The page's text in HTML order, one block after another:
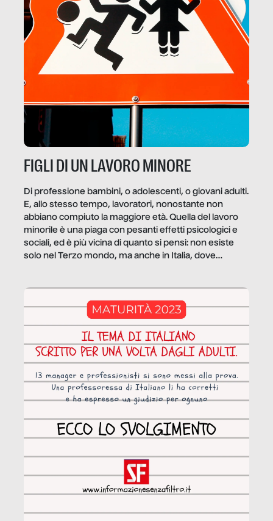
FIGLI DI UN LAVORO MINORE
Di professione bambini, o adolescenti, o giovani adulti.
E, allo stesso tempo, lavoratori, nonostante non
abbiano compiuto la maggiore età. Quella del lavoro
minorile è una piaga con pesanti effetti psicologici e
sociali, ed è più vicina di quanto si pensi: non esiste
solo nel Terzo mondo, ma anche in Italia, dove